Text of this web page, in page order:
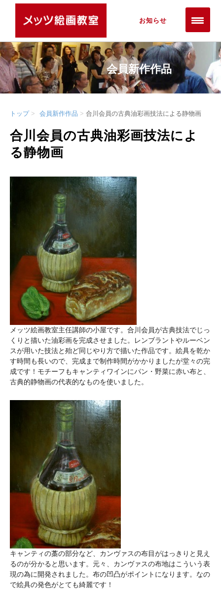
お知らせ
会員新作作品
トップ 会員新作作品 合川会員の古典油彩画技法による静物画
合川会員の古典油彩画技法によ
る静物画
メッツ絵画教室主任講師の小屋です。合川会員が古典技法でじっ
くりと描いた油彩画を完成させました。レンブラントやルーベン
スが用いた技法と殆ど同じやり方で描いた作品です。絵具を乾か
す時間も長いので、完成まで制作時間がかかりましたが堂々の完
成です！モチーフもキャンティワインにパン・野菜に赤い布と、
古典的静物画の代表的なものを使いました。
キャンティの藁の部分など、カンヴァスの布目がはっきりと見え
るのが分かると思います。元々、カンヴァスの布地はこういう表
現の為に開発されました。布の凹凸がポイントになります。なの
で絵具の発色がとても綺麗です！